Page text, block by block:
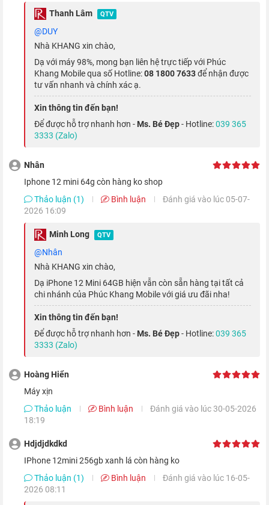
Nhưng nếu nhìn vào mặt tích cực thì đây cũng là điểm mạnh
của máy, vì nhờ màn hình nhỏ nên máy cũng nhỏ gọn hơn, giúp
bạn có thể dễ dàng đặt trong túi áo, quần hơn so với màn hình
6.1 inch của iPhone 12 tiêu chuẩn và 12 Pro, hay 6.7 inch trên
iPhone 12 Pro Max
Ngoài ra, mặt trước của thiết bị được phủ thêm một lớp kính
bảo vệ có tên Ceramic Shield - vật liệu kết hợp giữa thủy tinh
và gốm, giúp bảo vệ khỏi va đập tốt hơn đến bốn lần.
iPhone 12 Mini quốc tế được trang bị tấm nền OLED Super
Retina XDR tràn viền, độ phân giải Full HD+ (1080 x 2340
Pixels), vì thế mà từng chi tiết chuyển động trên màn hình đều
hiện lên rõ nét, tươi sáng và không gặp phải tình trạng nhòe
Thanh Lâm QTV
@DUY
Nhà KHANG xin chào,
Dạ với máy 98%, mong bạn liên hệ trực tiếp với Phúc
Khang Mobile qua số Hotline:08 1800 7633để nhận được
tư vấn nhanh và chính xác ạ.
Xin thông tin đến bạn!
Để được hỗ trợ nhanh hơn - Ms. Bé Đẹp- Hotline:039 365
3333 (Zalo)
Nhân
iphone 12 mini 64g còn hàng ko shop
Thảo luận (1)
Bình luận
Đánh giá vào lúc 05-07-
2026 16:09
Minh Long QTV
@Nhân
Nhà KHANG xin chào,
Dạ iPhone 12 Mini 64GB hiện vẫn còn sẵn hàng tại tất cả
chi nhánh của Phúc Khang Mobile với giá ưu đãi nha!
Xin thông tin đến bạn!
Để được hỗ trợ nhanh hơn - Ms. Bé Đẹp- Hotline:039 365
3333 (Zalo)
Hoàng Hiển
Máy xịn
Thảo luận
Bình luận
Đánh giá vào lúc 30-05-2026
18:19
Hdjdjdkdkd
iPhone 12mini 256gb xanh lá còn hàng ko
Thảo luận (1)
Bình luận
Đánh giá vào lúc 16-05-
2026 08:11